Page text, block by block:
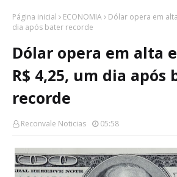
Página inicial ECONOMIA
Dólar opera em
dia após bater recorde
Dólar opera em alta
R$ 4,25, um dia após
recorde
Reconvale Noticias 05:58